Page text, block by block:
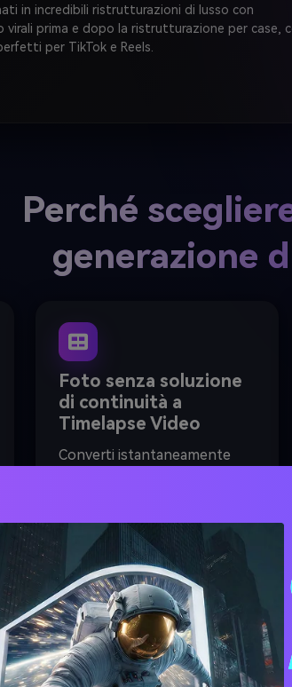
in incredibili ristrutturazioni di lusso con
virali prima e dopo la ristrutturazione per case,
per TikTok e Reels.
Perché
generazione
Foto senza soluzione
di continuità a
Timelapse Video
Converti istantaneamente
allinea i fotogrammi e agevola
le transizioni per una
narrazione visiva di alta qualità
senza modifica manuale.